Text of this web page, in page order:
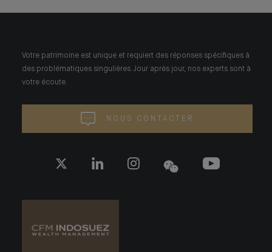
Votre patrimoine est unique et requiert des réponses spécifiques à
des problématiques singulières. Jour après jour, nos experts sont à
votre écoute.
NOUS CONTACTER